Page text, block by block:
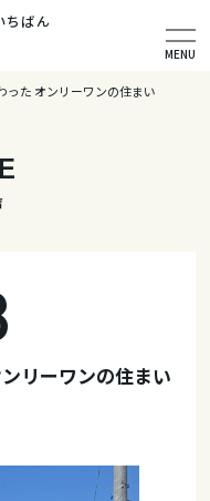
ちばん
MENU
った オンリーワンの住まい
リーワンの住まい